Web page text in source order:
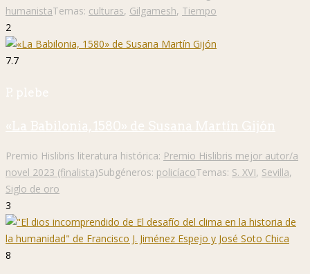
humanistaTemas: culturas, Gilgamesh, Tiempo
2
7.7
P. plebe
«La Babilonia, 1580» de Susana Martín Gijón
Premio Hislibris literatura histórica: Premio Hislibris mejor autor/a
novel 2023 (finalista)Subgéneros: policíacoTemas: S. XVI, Sevilla,
Siglo de oro
3
8